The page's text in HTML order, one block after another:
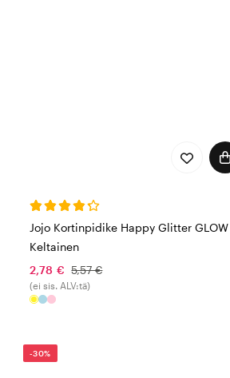
Jojo Kortinpidike Happy Glitter GLOW
Keltainen
2,78 € 5,57 €
(ei sis. ALV:tä)
-30%